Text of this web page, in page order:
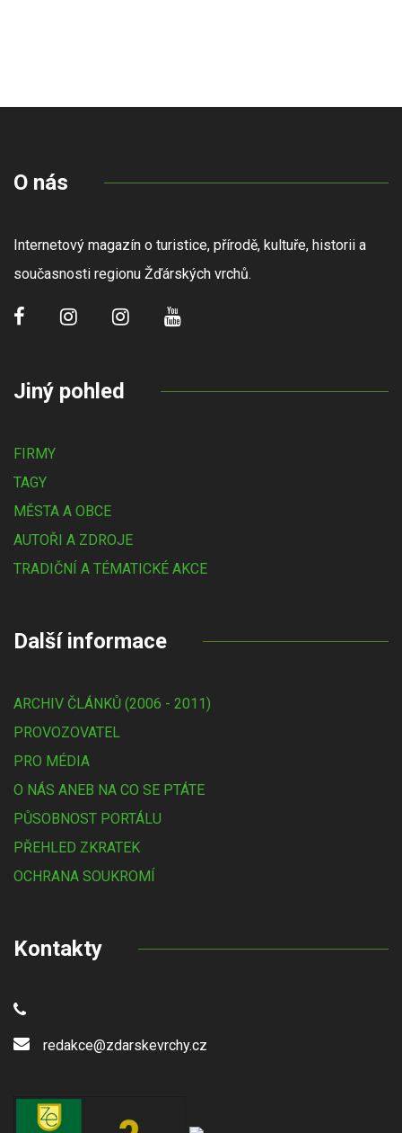
O nás
Internetový magazín o turistice, přírodě, kultuře, historii a
současnosti regionu Žďárských vrchů.
Jiný pohled
FIRMY
TAGY
MĚSTA A OBCE
AUTOŘI A ZDROJE
TRADIČNÍ A TÉMATICKÉ AKCE
Další informace
ARCHIV ČLÁNKŮ (2006 - 2011)
PROVOZOVATEL
PRO MÉDIA
O NÁS ANEB NA CO SE PTÁTE
PŮSOBNOST PORTÁLU
PŘEHLED ZKRATEK
OCHRANA SOUKROMÍ
Kontakty
redakce@zdarskevrchy.cz